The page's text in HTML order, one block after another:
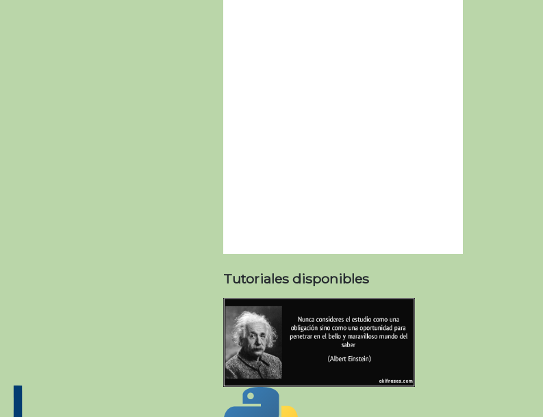
Tutoriales disponibles